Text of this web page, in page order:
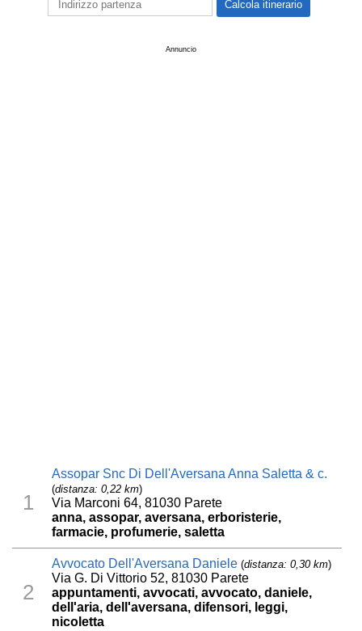
Annuncio
1
Assopar Snc Di Dell'Aversana Anna Saletta & c.
(distanza: 0,22 km)
Via Marconi 64, 81030 Parete
anna, assopar, aversana, erboristerie,
farmacie, profumerie, saletta
2
Avvocato Dell'Aversana Daniele (distanza: 0,30 km)
Via G. Di Vittorio 52, 81030 Parete
appuntamenti, avvocati, avvocato, daniele,
dell'aria, dell'aversana, difensori, leggi,
nicoletta